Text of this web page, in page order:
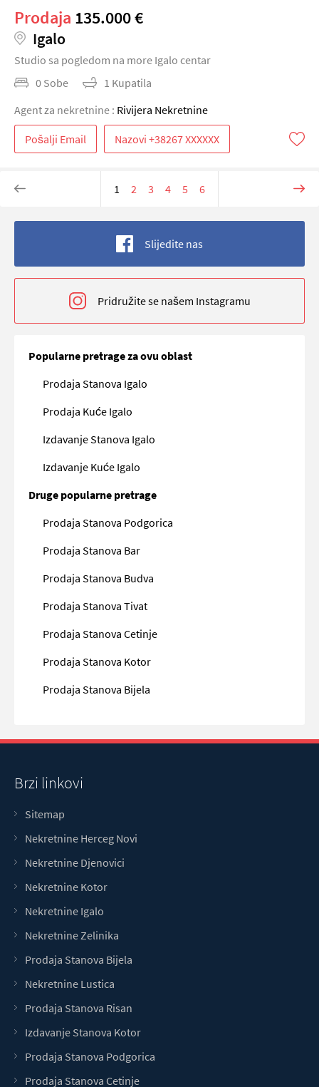
Prodaja 135.000 €
Igalo
Studio sa pogledom na more Igalo centar
0 Sobe
1 Kupatila
Agent za nekretnine : Rivijera Nekretnine
Pošalji Email
1 2 3 4 5 6
Slijedite nas
Pridružite se našem Instagramu
Popularne pretrage za ovu oblast
Prodaja Stanova Igalo
Prodaja Kuće Igalo
Izdavanje Stanova Igalo
Izdavanje Kuće Igalo
Druge popularne pretrage
Prodaja Stanova Podgorica
Prodaja Stanova Bar
Prodaja Stanova Budva
Prodaja Stanova Tivat
Prodaja Stanova Cetinje
Prodaja Stanova Kotor
Prodaja Stanova Bijela
Brzi linkovi
Sitemap
Nekretnine Herceg Novi
Nekretnine Djenovici
Nekretnine Kotor
Nekretnine Igalo
Nekretnine Zelinika
Prodaja Stanova Bijela
Nekretnine Lustica
Prodaja Stanova Risan
Izdavanje Stanova Kotor
Prodaja Stanova Podgorica
Prodaja Stanova Cetinje